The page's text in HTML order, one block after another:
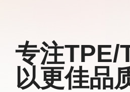
专注TPE/
以更佳品